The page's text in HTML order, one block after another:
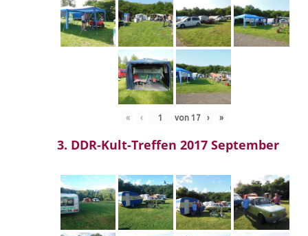
« ‹ von 17 › »
3. DDR-Kult-Treffen 2017 September